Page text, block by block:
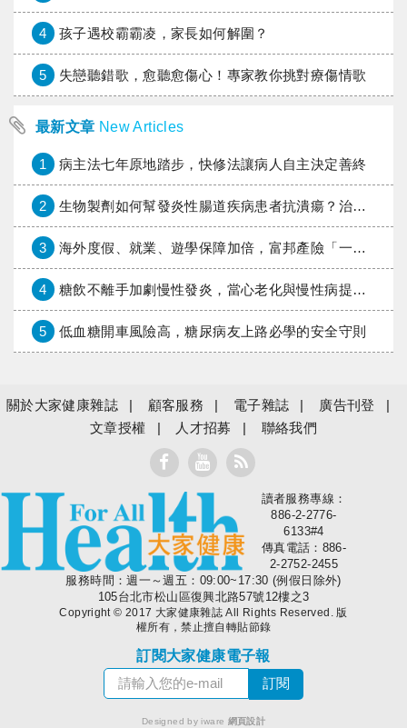
4 孩子遇校霸霸凌，家長如何解圍？
5 失戀聽錯歌，愈聽愈傷心！專家教你挑對療傷情歌
最新文章 New Articles
1 病主法七年原地踏步，快修法讓病人自主決定善終
2 生物製劑如何幫發炎性腸道疾病患者抗潰瘍？治療進展與健保給付困境一次看
3 海外度假、就業、遊學保障加倍，富邦產險「一期逐夢」專案加碼遠距醫療與緊急救援
4 糖飲不離手加劇慢性發炎，當心老化與慢性病提早報到
5 低血糖開車風險高，糖尿病友上路必學的安全守則
關於大家健康雜誌 顧客服務 電子雜誌
廣告刊登
文章授權
人才招募 聯絡我們
大家健康
讀者服務專線：
886-2-2776-
6133#4
傳真電話：886-
2-2752-2455
服務時間：週一～週五：09:00~17:30 (例假日除外)
105台北市松山區復興北路57號12樓之3
Copyright © 2017 大家健康雜誌 All Rights Reserved. 版
權所有，禁止擅自轉貼節錄
訂閱大家健康電子報
Designed by iware 網頁設計